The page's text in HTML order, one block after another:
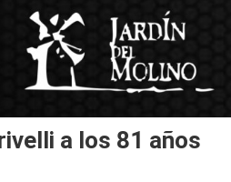
a los 81 años